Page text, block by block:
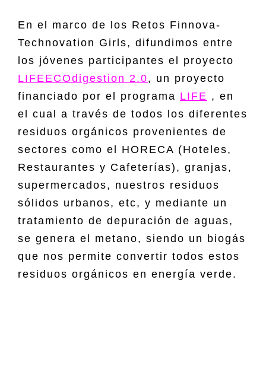
En el marco de los Retos Finnova-
Technovation Girls, difundimos entre
los jóvenes participantes el proyecto
LIFEECOdigestion 2.0, un proyecto
financiado por el programa LIFE , en
el cual a través de todos los diferentes
residuos orgánicos provenientes de
sectores como el HORECA (Hoteles,
Restaurantes y Cafeterías), granjas,
supermercados, nuestros residuos
sólidos urbanos, etc, y mediante un
tratamiento de depuración de aguas,
se genera el metano, siendo un biogás
que nos permite convertir todos estos
residuos orgánicos en energía verde.